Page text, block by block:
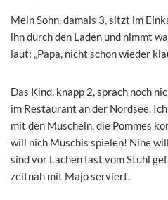
Mein Sohn, damals 3, sitzt im
ihn durch den Laden und nimmt
laut: „Papa, nicht schon wieder
Das Kind, knapp 2, sprach noch
im Restaurant an der Nordsee.
mit den Muscheln, die Pommes
will nich Muschis spielen! Nine
sind vor Lachen fast vom Stuhl
zeitnah mit Majo serviert.